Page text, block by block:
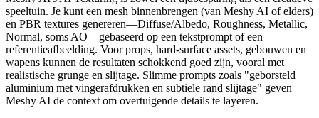
speeltuin. Je kunt een mesh binnenbrengen (van Meshy AI of elders)
en PBR textures genereren—Diffuse/Albedo, Roughness, Metallic,
Normal, soms AO—gebaseerd op een tekstprompt of een
referentieafbeelding. Voor props, hard-surface assets, gebouwen en
wapens kunnen de resultaten schokkend goed zijn, vooral met
realistische grunge en slijtage. Slimme prompts zoals "geborsteld
aluminium met vingerafdrukken en subtiele rand slijtage" geven
Meshy AI de context om overtuigende details te layeren.